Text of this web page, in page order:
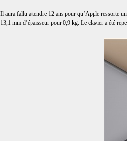
Il aura fallu attendre 12 ans pour qu’Apple ressorte
13,1 mm d’épaisseur pour 0,9 kg. Le clavier a été